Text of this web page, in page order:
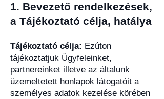
1. Bevezető rendelkezések,
a Tájékoztató célja, hatálya
Tájékoztató célja: Ezúton
tájékoztatjuk Ügyfeleinket,
partnereinket illetve az általunk
üzemeltetett honlapok látogatóit a
személyes adatok kezelése körében